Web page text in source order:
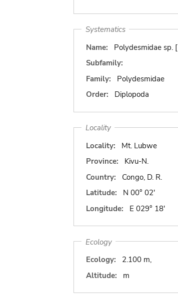
Systematics
Name:
Polydesmidae sp. [
Subfamily:
Family:
Polydesmidae
Order:
Diplopoda
Locality
Locality:
Mt. Lubwe
Province:
Kivu-N.
Country:
Congo, D. R.
Latitude:
N 00° 02'
Longitude:
E 029° 18'
Ecology
Ecology:
2.100 m,
Altitude:
m